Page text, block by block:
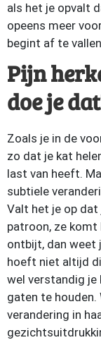
als het je opvalt
opeens meer
begint af te
Pijn
doe je
Zoals je in de
zo dat je kat
last van heeft.
subtiele
Valt het je op
patroon, ze komt
ontbijt, dan weet
hoeft niet altijd
wel verstandig je
gaten te houden.
verandering in